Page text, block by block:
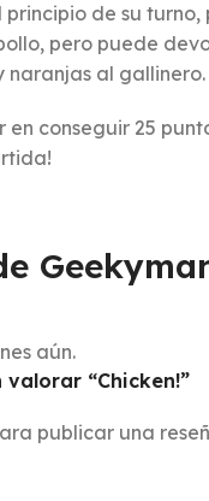
principio de su turno,
pero puede
naranjas al gallinero.
en conseguir 25
aún.
“Chicken!”
publicar una